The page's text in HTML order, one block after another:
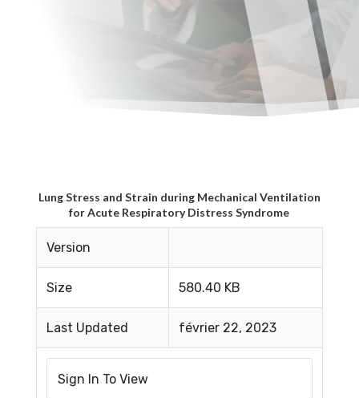
Lung Stress and Strain during Mechanical Ventilation
for Acute Respiratory Distress Syndrome
Version
Size 580.40 KB
Last Updated février 22, 2023
Sign In To View